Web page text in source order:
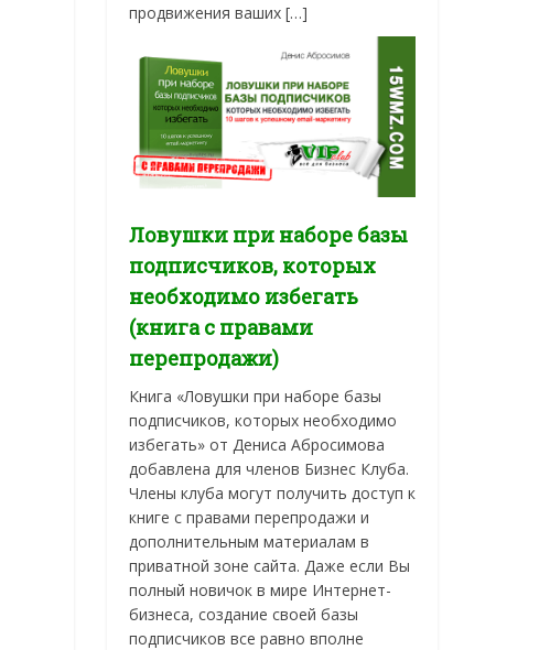
продвижения ваших […]
Ловушки при наборе базы
подписчиков, которых
необходимо избегать
(книга с правами
перепродажи)
Книга «Ловушки при наборе базы
подписчиков, которых необходимо
избегать» от Дениса Абросимова
добавлена для членов Бизнес Клуба.
Члены клуба могут получить доступ к
книге с правами перепродажи и
дополнительным материалам в
приватной зоне сайта. Даже если Вы
полный новичок в мире Интернет-
бизнеса, создание своей базы
подписчиков все равно вполне